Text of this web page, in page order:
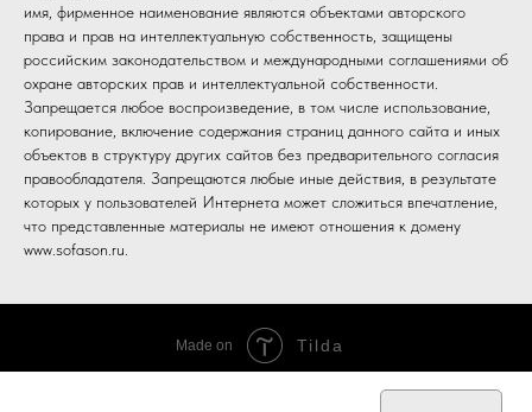
имя, фирменное наименование являются объектами авторского
права и прав на интеллектуальную собственность, защищены
российским законодательством и международными соглашениями об
охране авторских прав и интеллектуальной собственности.
Запрещается любое воспроизведение, в том числе использование,
копирование, включение содержания страниц данного сайта и иных
объектов в структуру других сайтов без предварительного согласия
правообладателя. Запрещаются любые иные действия, в результате
которых у пользователей Интернета может сложиться впечатление,
что представленные материалы не имеют отношения к домену
www.sofason.ru.
Made on Tilda